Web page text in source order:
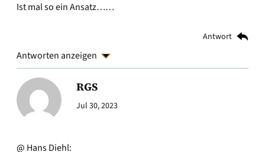
Ist mal so ein Ansatz……
Antwort
Antworten anzeigen
RGS
Jul 30, 2023
@ Hans Diehl: